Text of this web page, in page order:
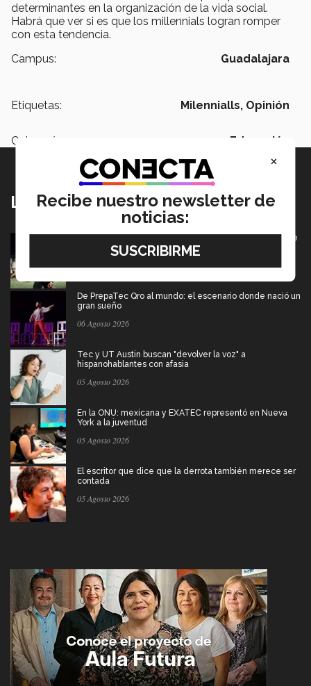
determinantes en la organización de la vida social.
Habrá que ver si es que los millennials logran romper
con esta tendencia.
Campus:
Guadalajara
Etiquetas: Milennialls, Opinión
Categoría: Educación
Lo más nuevo
Borregos CCM van por el campeonato en Liga Mayor de
americano
De PrepaTec Qro al mundo: el escenario donde nació un
gran sueño
06 Agosto 2026
Tec y UT Austin buscan "devolver la voz" a
hispanohablantes con afasia
05 Agosto 2026
En la ONU: mexicana y EXATEC representó en Nueva
York a la juventud
05 Agosto 2026
El escritor que dice que la derrota también merece ser
contada
05 Agosto 2026
×
Recibe nuestro newsletter de
noticias: